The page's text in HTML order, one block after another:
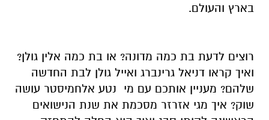
בארץ והעולם.
רוצים לדעת בת כמה מדונה? או בת כמה אלין גולן?
ואיך קראו דניאל גרינברג ואייל גולן לבת החדשה
שלהם? מעניין אותכם עם מי נטע אלחמיסטר עושה
שוק? איך מגי אזרזר מסכמת את שנת הנישואים